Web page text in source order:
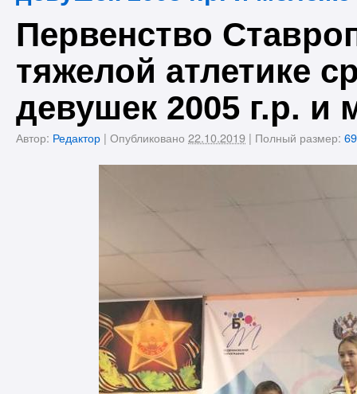
Первенство
тяжелой атлетике
девушек 2005 г.р. и
Автор: Редактор | Опубликовано 22.10.2019 | Полный размер: